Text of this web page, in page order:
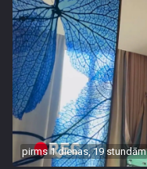
pirms 1 dienas, 19 stundām